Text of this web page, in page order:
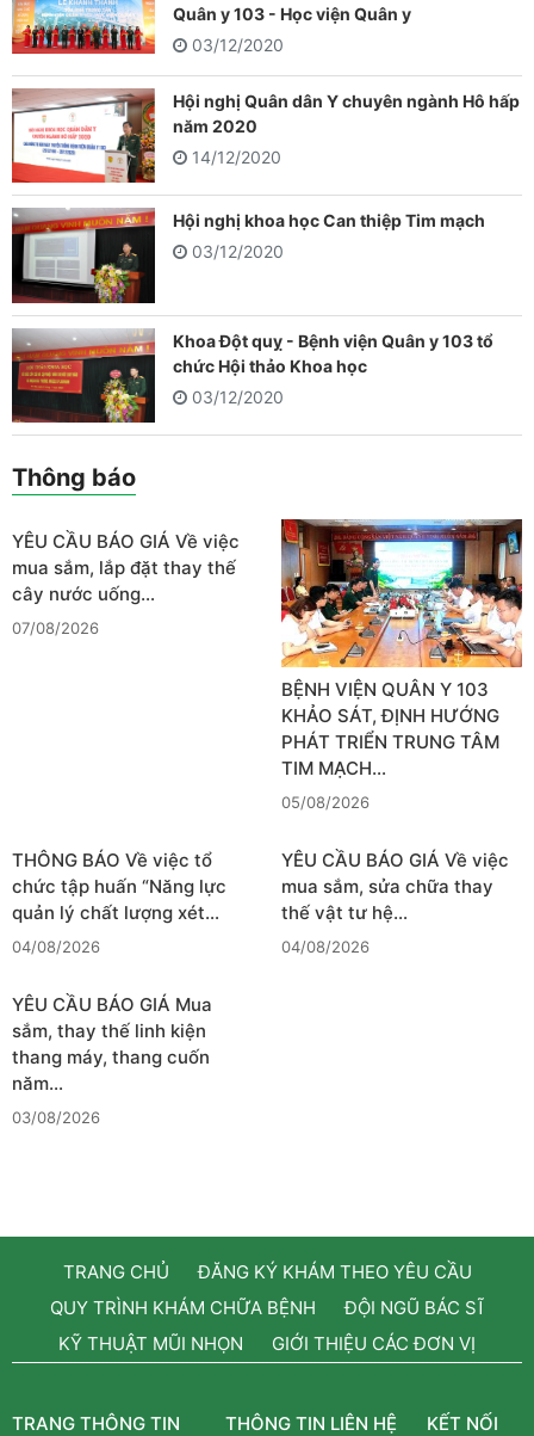
Quân y 103 - Học viện Quân y
03/12/2020
Hội nghị Quân dân Y chuyên ngành Hô hấp
năm 2020
14/12/2020
Hội nghị khoa học Can thiệp Tim mạch
03/12/2020
Khoa Đột quỵ - Bệnh viện Quân y 103 tổ
chức Hội thảo Khoa học
03/12/2020
Thông báo
YÊU CẦU BÁO GIÁ Về việc
mua sắm, lắp đặt thay thế
cây nước uống…
07/08/2026
BỆNH VIỆN QUÂN Y 103
KHẢO SÁT, ĐỊNH HƯỚNG
PHÁT TRIỂN TRUNG TÂM
TIM MẠCH…
05/08/2026
THÔNG BÁO Về việc tổ
chức tập huấn “Năng lực
quản lý chất lượng xét…
04/08/2026
YÊU CẦU BÁO GIÁ Về việc
mua sắm, sửa chữa thay
thế vật tư hệ…
04/08/2026
YÊU CẦU BÁO GIÁ Mua
sắm, thay thế linh kiện
thang máy, thang cuốn
năm…
03/08/2026
TRANG CHỦ
ĐĂNG KÝ KHÁM THEO YÊU CẦU
QUY TRÌNH KHÁM CHỮA BỆNH
ĐỘI NGŨ BÁC SĨ
KỸ THUẬT MŨI NHỌN
GIỚI THIỆU CÁC ĐƠN VỊ
TRANG THÔNG TIN THÔNG TIN LIÊN HỆ KẾT NỐI